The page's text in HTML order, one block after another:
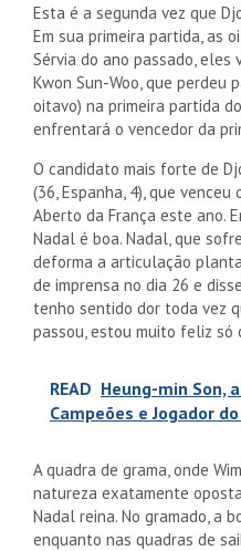
Esta é a segunda vez que
Em sua primeira partida, as
Sérvia do ano passado, eles
Kwon Sun-Woo, que perdeu
oitavo) na primeira partida
enfrentará o vencedor da
O candidato mais forte de
(36, Espanha, 4), que
Aberto da França este ano.
Nadal é boa. Nadal, que
deforma a articulação
de imprensa no dia 26 e
tenho sentido dor toda vez
passou, estou muito feliz só
READ Heung-min Son,
Campeões e Jogador
A quadra de grama, onde
natureza exatamente
Nadal reina. No gramado, a
enquanto nas quadras de